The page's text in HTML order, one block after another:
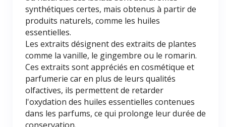
synthétiques certes, mais obtenus à partir de
produits naturels, comme les huiles
essentielles.
Les extraits désignent des extraits de plantes
comme la vanille, le gingembre ou le romarin.
Ces extraits sont appréciés en cosmétique et
parfumerie car en plus de leurs qualités
olfactives, ils permettent de retarder
l'oxydation des huiles essentielles contenues
dans les parfums, ce qui prolonge leur durée de